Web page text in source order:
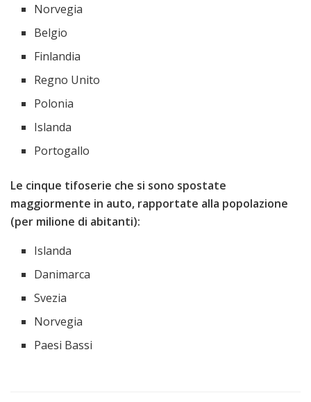
Norvegia
Belgio
Finlandia
Regno Unito
Polonia
Islanda
Portogallo
Le cinque tifoserie che si sono spostate
maggiormente in auto, rapportate alla popolazione
(per milione di abitanti):
Islanda
Danimarca
Svezia
Norvegia
Paesi Bassi